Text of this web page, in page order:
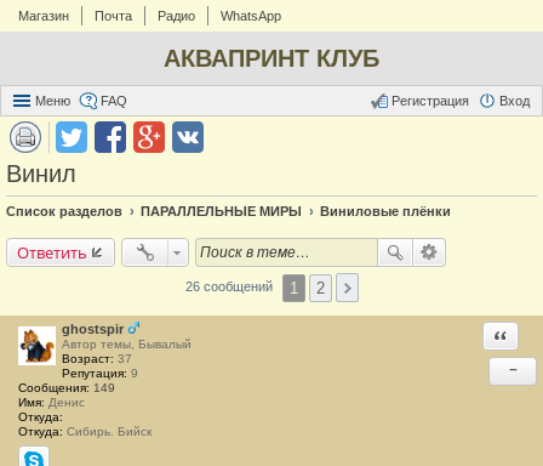
Магазин Почта Радио WhatsApp
АКВАПРИНТ КЛУБ
Меню FAQ Вход
Регистрация
Винил
Список разделов ПАРАЛЛЕЛЬНЫЕ МИРЫ Виниловые плёнки
Ответить
26 сообщений 1 2
ghostspir
Автор темы, Бывалый
Возраст: 37
Репутация: 9
Сообщения: 149
Имя: Денис
Откуда:
Откуда: Сибирь. Бийск
−